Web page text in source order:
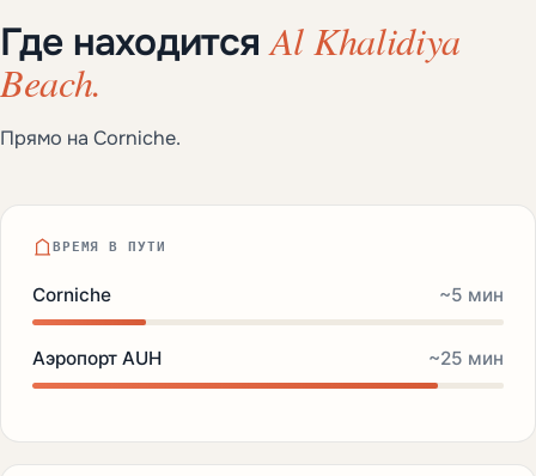
Где находитсяAl Khalidiya
Beach.
Прямо на Corniche.
ВРЕМЯ В ПУТИ
Corniche ~5 мин
Аэропорт AUH ~25 мин